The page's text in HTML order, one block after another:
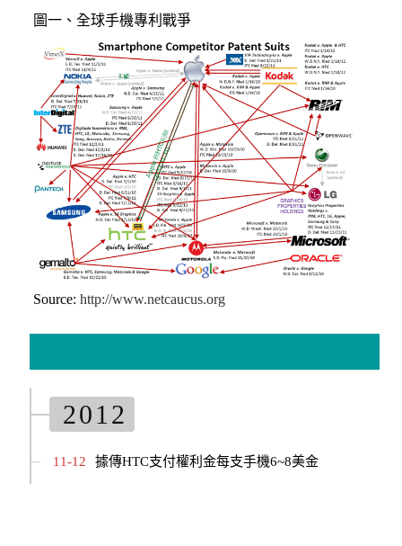
圖一、全球手機專利戰爭
Source:http://www.netcaucus.org
2012
11-12 據傳HTC支付權利金每支手機6~8美金